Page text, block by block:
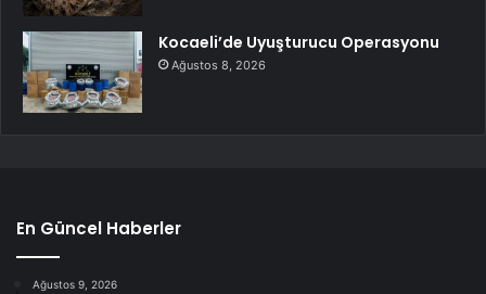
Kocaeli’de Uyuşturucu Operasyonu
Ağustos 8, 2026
En Güncel Haberler
Ağustos 9, 2026